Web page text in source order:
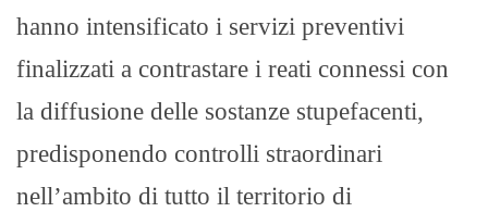
hanno intensificato i servizi preventivi
finalizzati a contrastare i reati connessi con
la diffusione delle sostanze stupefacenti,
predisponendo controlli straordinari
nell’ambito di tutto il territorio di